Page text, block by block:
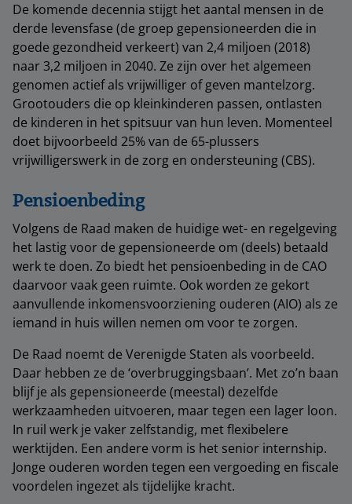
De komende decennia stijgt het aantal mensen in de
derde levensfase (de groep gepensioneerden die in
goede gezondheid verkeert) van 2,4 miljoen (2018)
naar 3,2 miljoen in 2040. Ze zijn over het algemeen
genomen actief als vrijwilliger of geven mantelzorg.
Grootouders die op kleinkinderen passen, ontlasten
de kinderen in het spitsuur van hun leven. Momenteel
doet bijvoorbeeld 25% van de 65-plussers
vrijwilligerswerk in de zorg en ondersteuning (CBS).
Pensioenbeding
Volgens de Raad maken de huidige wet- en regelgeving
het lastig voor de gepensioneerde om (deels) betaald
werk te doen. Zo biedt het pensioenbeding in de CAO
daarvoor vaak geen ruimte. Ook worden ze gekort
aanvullende inkomensvoorziening ouderen (AIO) als ze
iemand in huis willen nemen om voor te zorgen.
De Raad noemt de Verenigde Staten als voorbeeld.
Daar hebben ze de ‘overbruggingsbaan’. Met zo’n baan
blijf je als gepensioneerde (meestal) dezelfde
werkzaamheden uitvoeren, maar tegen een lager loon.
In ruil werk je vaker zelfstandig, met flexibelere
werktijden. Een andere vorm is het senior internship.
Jonge ouderen worden tegen een vergoeding en fiscale
voordelen ingezet als tijdelijke kracht.